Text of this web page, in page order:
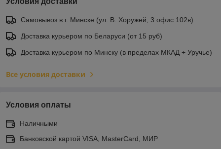
Самовывоз в г. Минске (ул. В. Хоружей, 3 офис 102в)
Доставка курьером по Беларуси (от 15 руб)
Доставка курьером по Минску (в пределах МКАД + Уручье)
Все условия доставки
Условия оплаты
Наличными
Банковской картой VISA, MasterCard, МИР